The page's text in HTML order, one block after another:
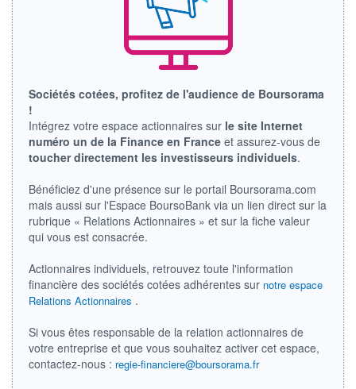
CAPITAL ÉCHANGÉ
0,00%
0,0000 0,0000
RENDEMENT
ESTIMÉ 2026
-
PER ESTIMÉ
2026
-
20.07.11 / 16:07:17
ÉLIGIBILITÉ
Non éligible
Boursobank
+ PORTEFEUILLE + LISTE
Sociétés cotées, profitez de l'audience de Boursorama
!
Intégrez votre espace actionnaires sur le site Internet
numéro un de la Finance en France et assurez-vous de
toucher directement les investisseurs individuels.
Bénéficiez d'une présence sur le portail Boursorama.com
mais aussi sur l'Espace BoursoBank via un lien direct sur la
rubrique « Relations Actionnaires » et sur la fiche valeur
qui vous est consacrée.
Actionnaires individuels, retrouvez toute l'information
financière des sociétés cotées adhérentes sur notre espace
Relations Actionnaires .
Si vous êtes responsable de la relation actionnaires de
votre entreprise et que vous souhaitez activer cet espace,
contactez-nous : regie-financiere@boursorama.fr